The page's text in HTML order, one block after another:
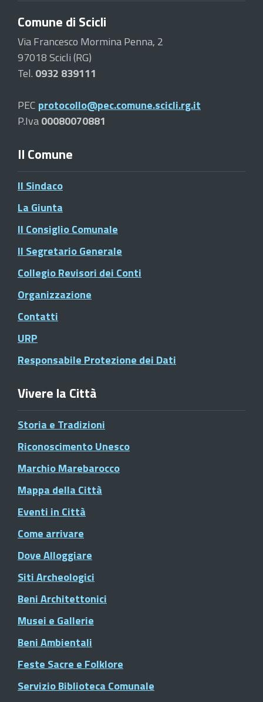
Comune di Scicli
Via Francesco Mormina Penna, 2
97018 Scicli (RG)
Tel. 0932 839111
PEC protocollo@pec.comune.scicli.rg.it
P.Iva00080070881
Il Comune
Il Sindaco
La Giunta
Il Consiglio Comunale
Il Segretario Generale
Collegio Revisori dei Conti
Organizzazione
Contatti
URP
Responsabile Protezione dei Dati
Vivere la Città
Storia e Tradizioni
Riconoscimento Unesco
Marchio Marebarocco
Mappa della Città
Eventi in Città
Come arrivare
Dove Alloggiare
Siti Archeologici
Beni Architettonici
Musei e Gallerie
Beni Ambientali
Feste Sacre e Folklore
Servizio Biblioteca Comunale